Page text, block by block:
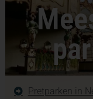
Pretparken in